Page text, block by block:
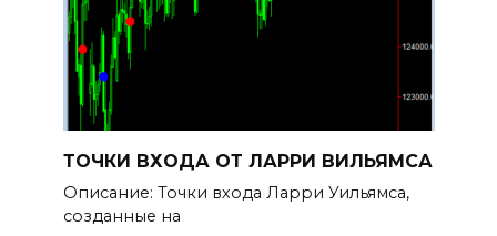
ТОЧКИ ВХОДА ОТ ЛАРРИ ВИЛЬЯМСА
Описание: Точки входа Ларри Уильямса,
созданные на